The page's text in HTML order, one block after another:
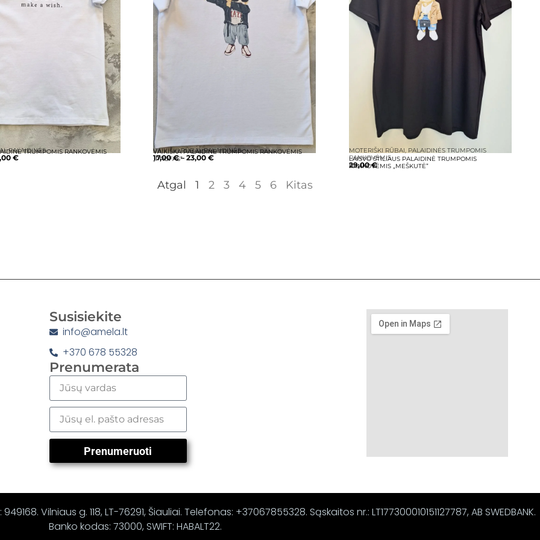
,PALAIDINĖS
TRUMPOMIS RANKOVĖMIS
€
VAIKIŠKI RŪBAI,PALAIDINĖS
VAIKIŠKA PALAIDINĖ TRUMPOMIS RANKOVĖMIS
„PROFAS”
17,00€ – 23,00€
MOTERIŠKI RŪBAI, PALAIDINĖS TRUMPOMIS
RANKOVĖMIS
LAISVO STILIAUS PALAIDINĖ TRUMPOMIS
RANKOVĖMIS „MEŠKUTĖ”
29,00€
Atgal 1 2 3 4 5 6 Kitas
Susisiekite
info@amela.lt
+370 678 55328
Prenumerata
Prenumeruoti
Vilniaus g. 118, LT-76291, Šiauliai. Telefonas: +37067855328. Sąskaitos nr.: LT177300010151127787, AB SWEDBANK.
Banko kodas: 73000, SWIFT: HABALT22.